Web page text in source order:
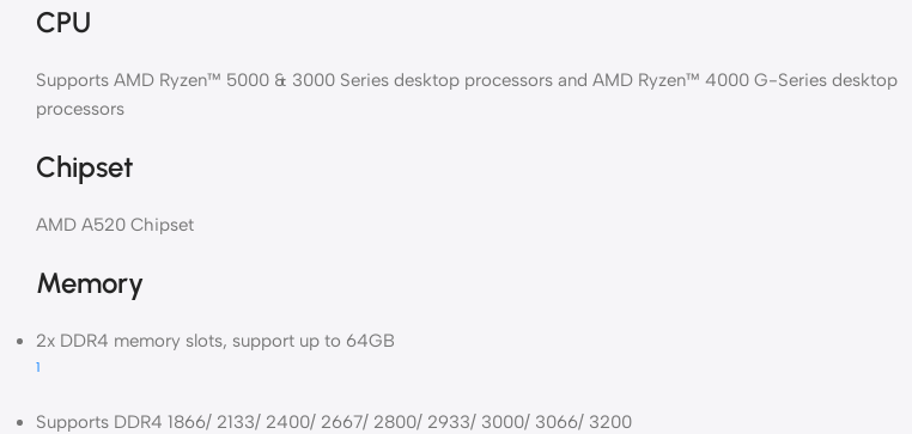
CPU
Supports AMD Ryzen™ 5000 & 3000 Series desktop processors and AMD Ryzen™ 4000 G-Series desktop
processors
Chipset
AMD A520 Chipset
Memory
2x DDR4 memory slots, support up to 64GB
1
Supports DDR4 1866/ 2133/ 2400/ 2667/ 2800/ 2933/ 3000/ 3066/ 3200